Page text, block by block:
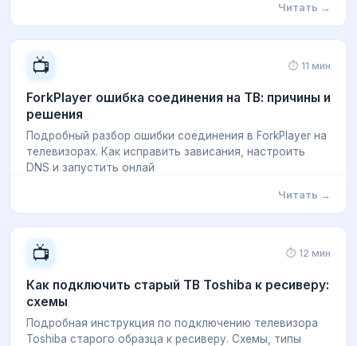
Читать →
📺 ⏱ 11 мин
ForkPlayer ошибка соединения на ТВ: причины и
решения
Подробный разбор ошибки соединения в ForkPlayer на
телевизорах. Как исправить зависания, настроить
DNS и запустить онлай
Читать →
📺 ⏱ 12 мин
Как подключить старый ТВ Toshiba к ресиверу:
схемы
Подробная инструкция по подключению телевизора
Toshiba старого образца к ресиверу. Схемы, типы